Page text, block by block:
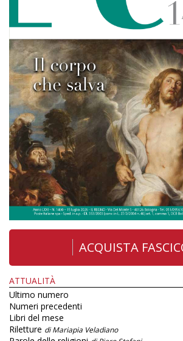
ACQUISTA
ATTUALITÀ
Ultimo numero
Numeri precedenti
Libri del mese
Riletture di Mariapia Veladiano